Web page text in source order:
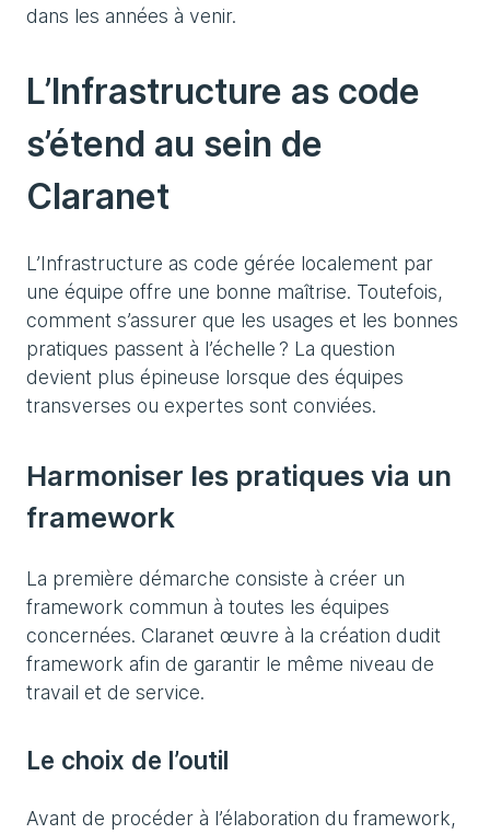
dans les années à venir.
L’Infrastructure as code
s’étend au sein de
Claranet
L’Infrastructure as code gérée localement par
une équipe offre une bonne maîtrise. Toutefois,
comment s’assurer que les usages et les bonnes
pratiques passent à l’échelle ? La question
devient plus épineuse lorsque des équipes
transverses ou expertes sont conviées.
Harmoniser les pratiques via un
framework
La première démarche consiste à créer un
framework commun à toutes les équipes
concernées. Claranet œuvre à la création dudit
framework afin de garantir le même niveau de
travail et de service.
Le choix de l’outil
Avant de procéder à l’élaboration du framework,